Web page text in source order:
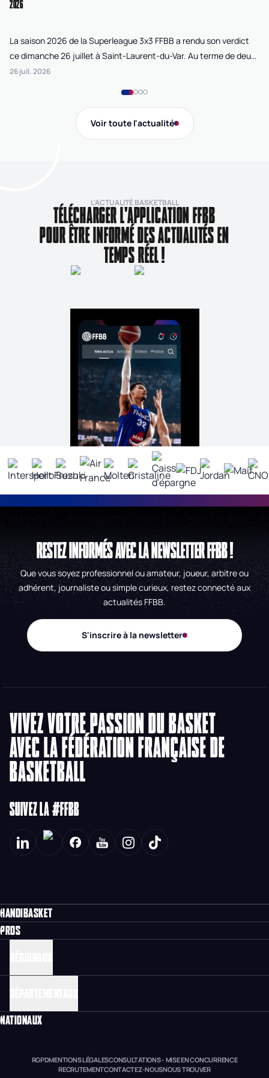
2026
La saison 2026 de la Superleague 3x3 FFBB a rendu son verdict
ce dimanche 26 juillet à Saint-Laurent-du-Var. Au terme de deux
journées de compétition disputées sur la plage Cousteau, Lille
26 juil. 2026
Voir toute l'actualité
L’ACTUALITÉ BASKETBALL
TÉLÉCHARGER L'APPLICATION FFBB
POUR ÊTRE INFORMÉ DES ACTUALITÉS EN
TEMPS RÉEL !
RESTEZ INFORMÉS AVEC LA NEWSLETTER FFBB !
Que vous soyez professionnel ou amateur, joueur, arbitre ou
adhérent, journaliste ou simple curieux, restez connecté aux
actualités FFBB.
S'inscrire à la newsletter
VIVEZ VOTRE PASSION DU BASKET
AVEC LA FÉDÉRATION FRANÇAISE DE
BASKETBALL
SUIVEZ LA #FFBB
HANDIBASKET
PROS
NATIONAUX
RGPDMENTIONS LÉGALESCONSULTATIONS - MISE EN CONCURRENCE
RECRUTEMENTCONTACTEZ-NOUSNOUS TROUVER